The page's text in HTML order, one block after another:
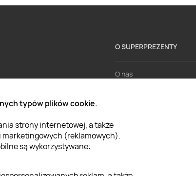
typów plików cookie.
strony internetowej, a także
(reklamowych).
są wykorzystywane:
O SUPERPREZENTY
O nas
Dla firm